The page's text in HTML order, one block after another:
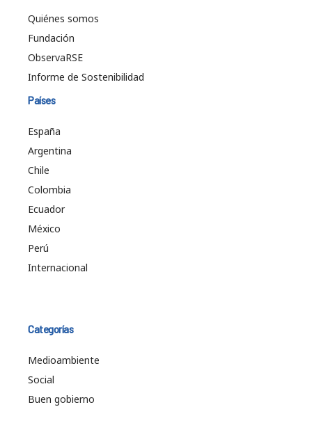
Quiénes somos
Fundación
ObservaRSE
Informe de Sostenibilidad
Países
España
Argentina
Chile
Colombia
Ecuador
México
Perú
Internacional
Categorías
Medioambiente
Social
Buen gobierno